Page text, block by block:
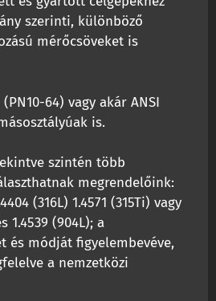
szerinti, különböző
mérőcsöveket is
64) vagy akár ANSI
is.
szintén több
megrendelőink:
(316L) 1.4571 (315Ti) vagy
1.4539 (904L); a
és módját figyelembevéve,
a nemzetközi